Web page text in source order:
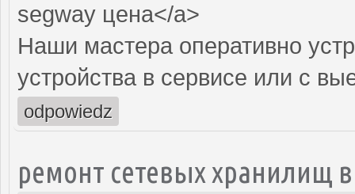
segway цена</a>
Наши мастера оперативно
устройства в сервисе или с
odpowiedz
ремонт сетевых хранилищ